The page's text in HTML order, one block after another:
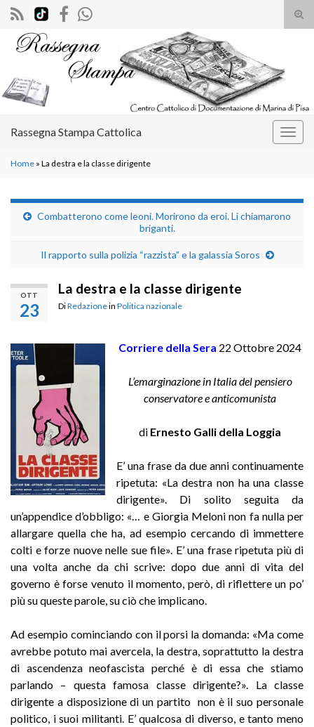
il
Search for:
Rassegna Stampa Cattolica
Home » La destra e la classe dirigente
Combatterono come leoni. Morirono da eroi. Li chiamarono
briganti.
Il rapporto sulla polizia “razzista” e la galassia Soros
OTT
23
La destra e la classe dirigente
DiRedazionein Politica nazionale
Corriere della Sera 22 Ottobre 2024
L’emarginazione in Italia del pensiero
conservatore e anticomunista
di Ernesto Galli della Loggia
E’ una frase da due anni continuamente
ripetuta: «La destra non ha una classe
dirigente». Di solito seguita da
un’appendice d’obbligo: «… e Giorgia Meloni non fa nulla per
allargare quella che ha, ad esempio cercando di immettere
colti e forze nuove nelle sue file». E’ una frase ripetuta più di
una volta anche da chi scrive: dopo due anni di vita del
governo è forse venuto il momento, però, di riflettere un po’
più su queste parole, su ciò che implicano.
Ad esempio cominciando con il porsi la domanda: «Ma come
avrebbe potuto mai avercela, la destra, soprattutto la destra
di ascendenza neofascista perché è di essa che stiamo
parlando – questa famosa classe dirigente?». La classe
dirigente a disposizione di un partito non è il suo personale
politico, i suoi militanti. E’ qualcosa di diverso, e tanto meno